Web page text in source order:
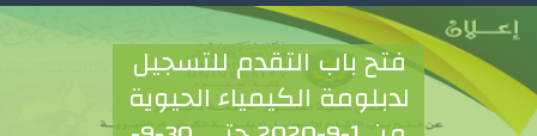
فتح باب التقدم للتسجيل
لدبلومة الكيمياء الحيوية